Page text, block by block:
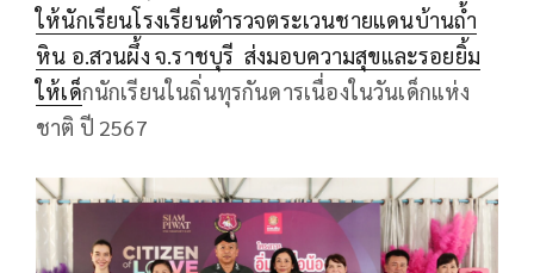
ให้นักเรียนโรงเรียนตำรวจตระเวนชายแดนบ้านถ้ำ
หิน อ.สวนผึ้ง จ.ราชบุรี ส่งมอบความสุขและรอยยิ้ม
ให้เด็กนักเรียนในถิ่นทุรกันดารเนื่องในวันเด็กแห่ง
ชาติ ปี 2567